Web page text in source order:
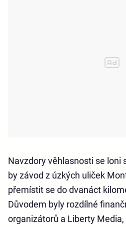
Navzdory věhlasnosti se loni
by závod z úzkých uliček
přemístit se do dvanáct
Důvodem byly rozdílné
organizátorů a Liberty